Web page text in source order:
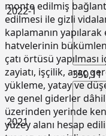
2022-1
2021
350,11
monte edilmiş
edilmesi ile gizli
kaplamanın
hatvelerinin
çatı örtüsü
zayiatı, işçilik, araç
yükleme, yatay ve
ve genel giderler dâhil
üzerinden yerinde
yüzey alanı hesap